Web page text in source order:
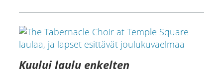
Kuului laulu enkelten